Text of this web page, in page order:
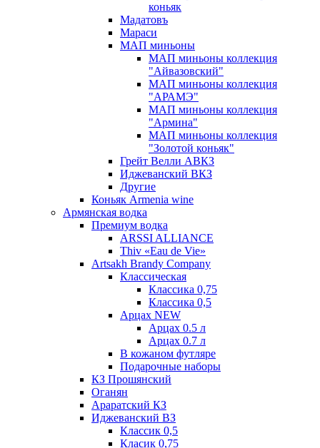
коньяк
Мадатовъ
Мараси
МАП миньоны
МАП миньоны коллекция
"Айвазовский"
МАП миньоны коллекция
"АРАМЭ"
МАП миньоны коллекция
"Армина"
МАП миньоны коллекция
"Золотой коньяк"
Грейт Велли АВКЗ
Иджеванский ВКЗ
Другие
Коньяк Armenia wine
Армянская водка
Премиум водка
ARSSI ALLIANCE
Thiv «Eau de Vie»
Artsakh Brandy Company
Классическая
Классика 0,75
Классика 0,5
Арцах NEW
Арцах 0.5 л
Арцах 0.7 л
В кожаном футляре
Подарочные наборы
КЗ Прошянский
Оганян
Араратский КЗ
Иджеванский ВЗ
Классик 0,5
Класик 0,75